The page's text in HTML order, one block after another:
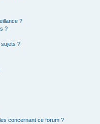
?
?
?
concernant ce forum ?